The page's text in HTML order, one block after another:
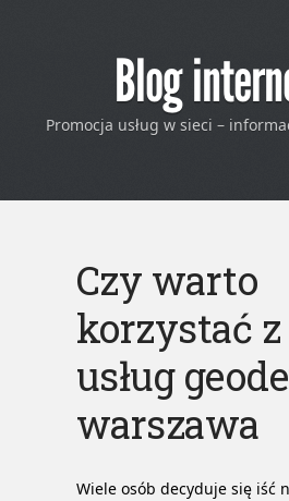
Blog
Promocja usług w sieci –
Czy warto
korzystać z
usług
warszawa
Wiele osób decyduje się iść